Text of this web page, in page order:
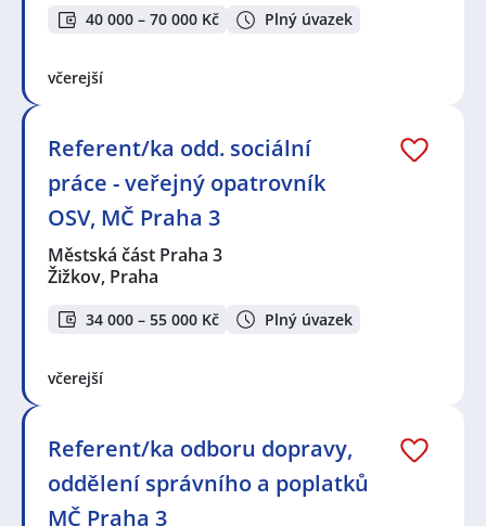
40 000 – 70 000 Kč Plný úvazek
včerejší
Referent/ka odd. sociální
práce - veřejný opatrovník
OSV, MČ Praha 3
Městská část Praha 3
Žižkov, Praha
34 000 – 55 000 Kč Plný úvazek
včerejší
Referent/ka odboru dopravy,
oddělení správního a poplatků
MČ Praha 3